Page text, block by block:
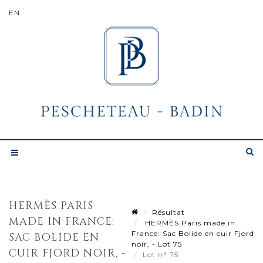
HERMÈS PARIS
MADE IN FRANCE:
SAC BOLIDE EN
CUIR FJORD NOIR, -
Résultat
HERMÈS Paris made in
France: Sac Bolide en cuir Fjord
noir, - Lot 75
Lot n° 75